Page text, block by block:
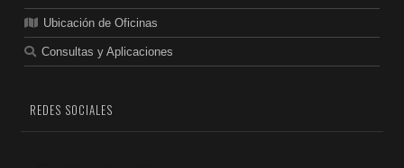
Ubicación de Oficinas
Consultas y Aplicaciones
REDES SOCIALES